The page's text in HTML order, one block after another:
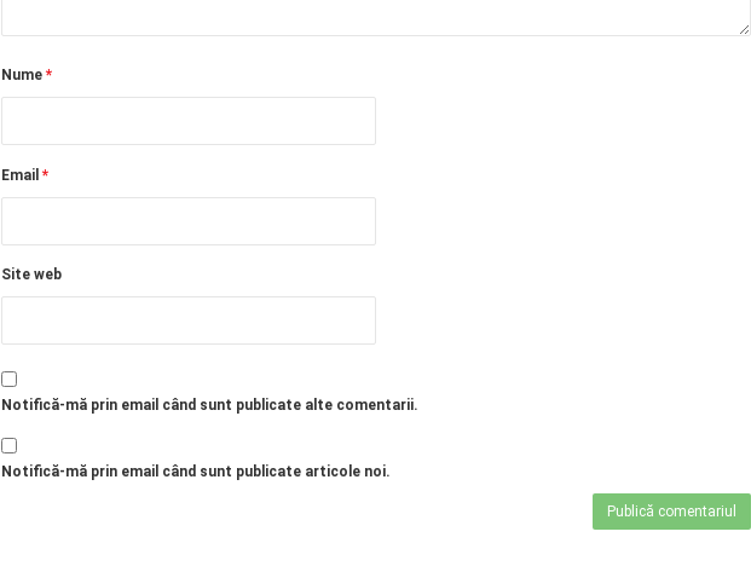
Nume *
Email *
Site web
Notifică-mă prin email când sunt publicate alte comentarii.
Notifică-mă prin email când sunt publicate articole noi.